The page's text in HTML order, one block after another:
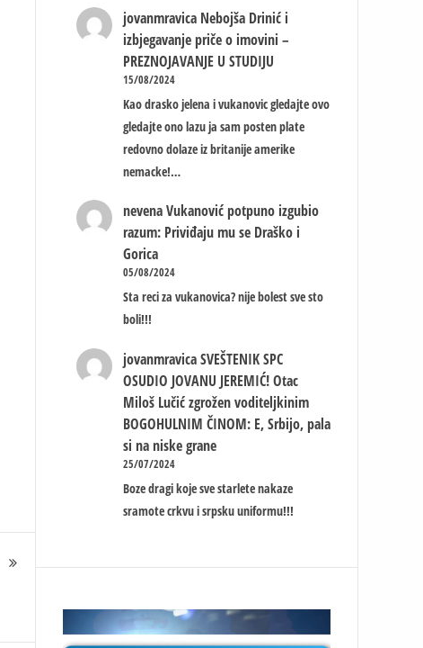
jovanmravica Nebojša Drinić i
izbjegavanje priče o imovini –
PREZNOJAVANJE U STUDIJU
15/08/2024
Kao drasko jelena i vukanovic gledajte ovo
gledajte ono lazu ja sam posten plate
redovno dolaze iz britanije amerike
nemacke!…
nevena Vukanović potpuno izgubio
razum: Priviđaju mu se Draško i
Gorica
05/08/2024
Sta reci za vukanovica? nije bolest sve sto
boli!!!
jovanmravica SVEŠTENIK SPC
OSUDIO JOVANU JEREMIĆ! Otac
Miloš Lučić zgrožen voditeljkinim
BOGOHULNIM ČINOM: E, Srbijo, pala
si na niske grane
25/07/2024
Boze dragi koje sve starlete nakaze
sramote crkvu i srpsku uniformu!!!